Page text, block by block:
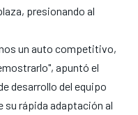
presionando al
un auto competitivo,
apuntó el
desarrollo del equipo
su rápida adaptación al